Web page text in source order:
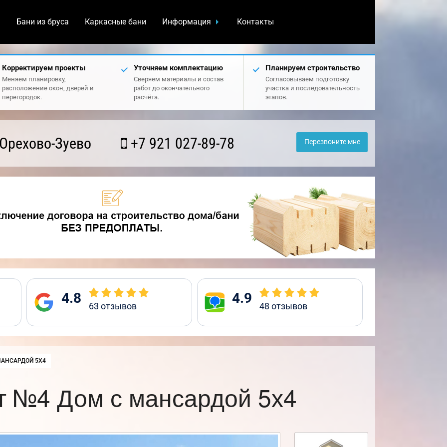
Бани из бруса Каркасные бани Информация Контакты
Корректируем проекты
Меняем планировку,
расположение окон, дверей и
перегородок.
Уточняем комплектацию
Сверяем материалы и состав
работ до окончательного
расчёта.
Планируем строительство
Согласовываем подготовку
участка и последовательность
этапов.
Зуево +7 921 027-89-78 Перезвоните мне
4.8 63 отзывов 4.9 48 отзывов
5Х4
№4 Дом с мансардой 5х4